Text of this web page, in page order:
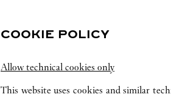
COOKIE POLICY
Allow technical cookies only
This website uses cookies and similar